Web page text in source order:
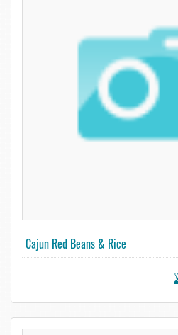
Cajun Red Beans & Rice